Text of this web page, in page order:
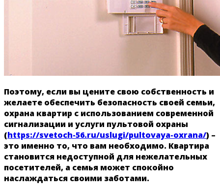
Поэтому, если вы цените свою собственность и
желаете обеспечить безопасность своей семьи,
охрана квартир с использованием современной
сигнализации и услуги пультовой охраны
(https://svetoch-56.ru/uslugi/pultovaya-oxrana/) –
это именно то, что вам необходимо. Квартира
становится недоступной для нежелательных
посетителей, а семья может спокойно
наслаждаться своими заботами.